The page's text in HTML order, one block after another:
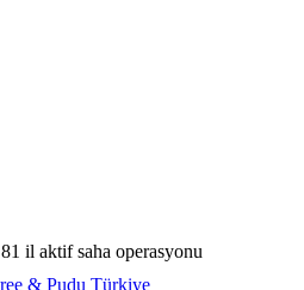
81 il aktif saha operasyonu
& Pudu Türkiye